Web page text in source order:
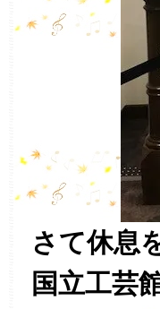
さて休息
国立工芸